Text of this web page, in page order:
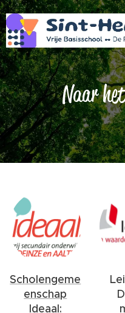
Naar
Scholengeme
enschap
Ideaal: